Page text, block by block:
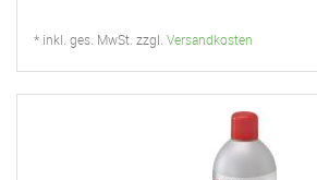
* inkl. ges. MwSt. zzgl. Versandkosten